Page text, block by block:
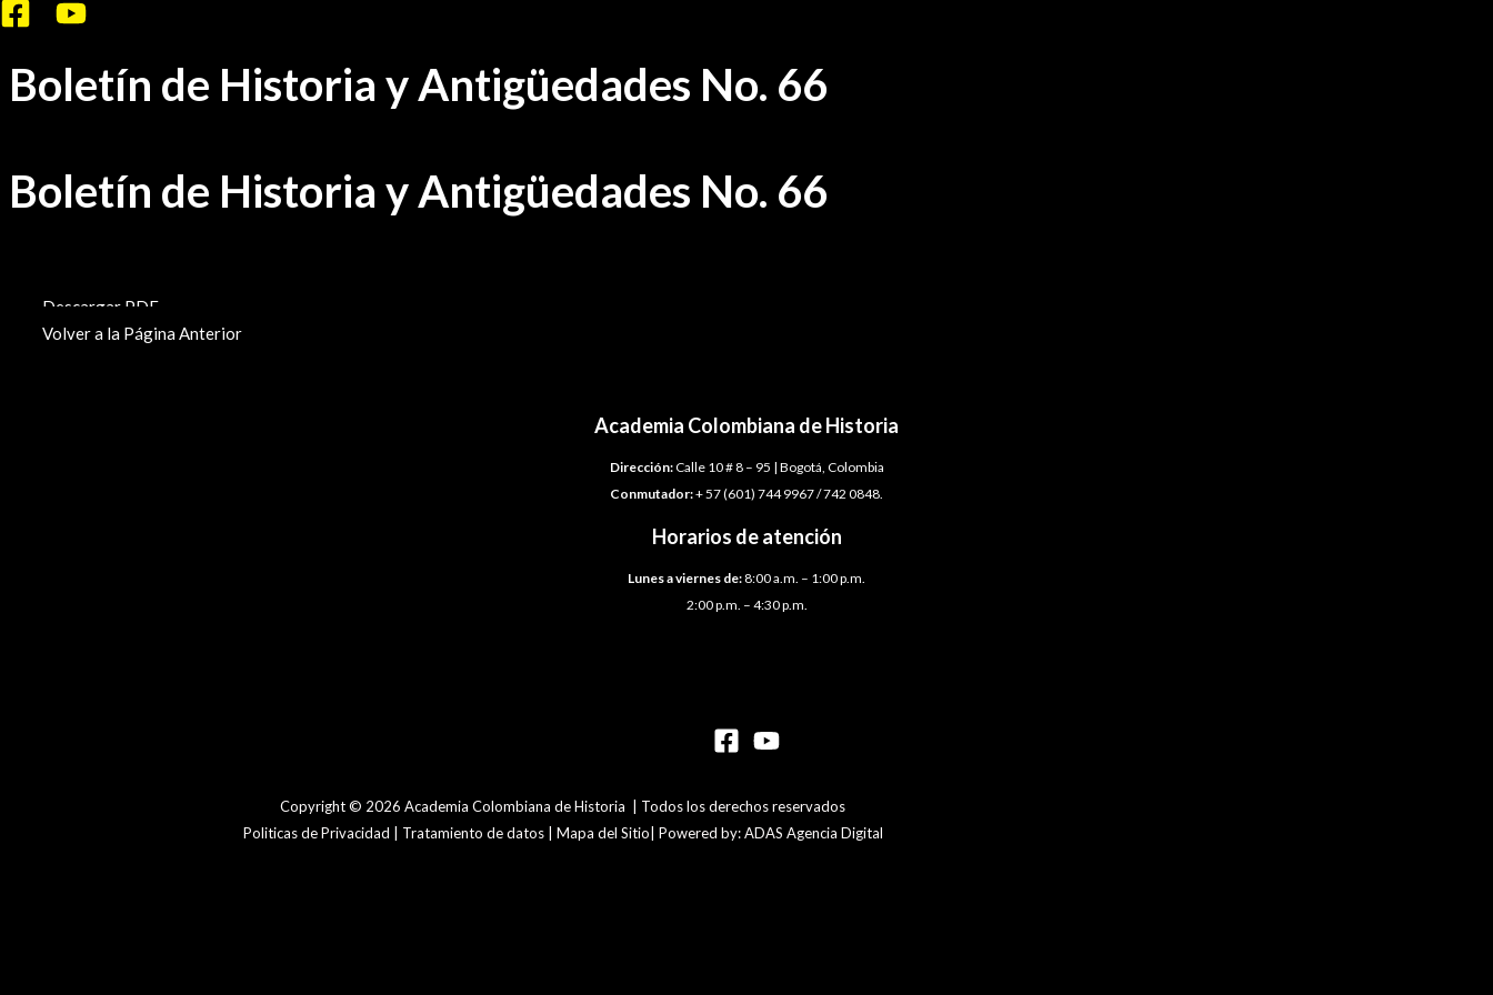
Ir
contenido
Boletín de Historia y Antigüedades No. 66
Boletín de Historia y Antigüedades No. 66
Descargar PDF
Volver a la Página Anterior
Academia Colombiana de Historia
Dirección:Calle 10 # 8 – 95 | Bogotá, Colombia
Conmutador:+ 57 (601) 744 9967 / 742 0848.
Horarios de atención
Lunes a viernes de:8:00 a.m. – 1:00 p.m.
2:00 p.m. – 4:30 p.m.
Copyright © 2026 Academia Colombiana de Historia | Todos los derechos reservados
Politicas de Privacidad | Tratamiento de datos | Mapa del Sitio| Powered by: ADAS Agencia Digital